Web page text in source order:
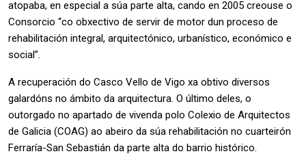
atopaba, en especial a súa parte alta, cando en 2005 creouse o
Consorcio “co obxectivo de servir de motor dun proceso de
rehabilitación integral, arquitectónico, urbanístico, económico e
social”.
A recuperación do Casco Vello de Vigo xa obtivo diversos
galardóns no ámbito da arquitectura. O último deles, o
outorgado no apartado de vivenda polo Colexio de Arquitectos
de Galicia (COAG) ao abeiro da súa rehabilitación no cuarteirón
Ferraría-San Sebastián da parte alta do barrio histórico.